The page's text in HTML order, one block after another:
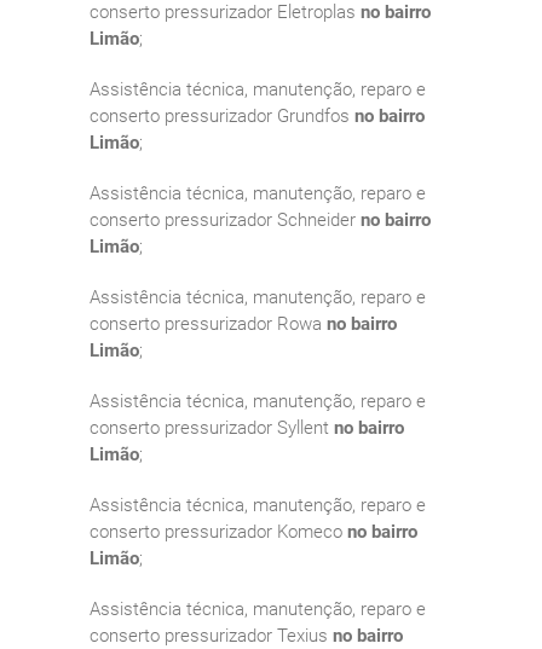
conserto pressurizador Eletroplas no bairro
Limão;
Assistência técnica, manutenção, reparo e
conserto pressurizador Grundfos no bairro
Limão;
Assistência técnica, manutenção, reparo e
conserto pressurizador Schneider no bairro
Limão;
Assistência técnica, manutenção, reparo e
conserto pressurizador Rowa no bairro
Limão;
Assistência técnica, manutenção, reparo e
conserto pressurizador Syllent no bairro
Limão;
Assistência técnica, manutenção, reparo e
conserto pressurizador Komeco no bairro
Limão;
Assistência técnica, manutenção, reparo e
conserto pressurizador Texius no bairro